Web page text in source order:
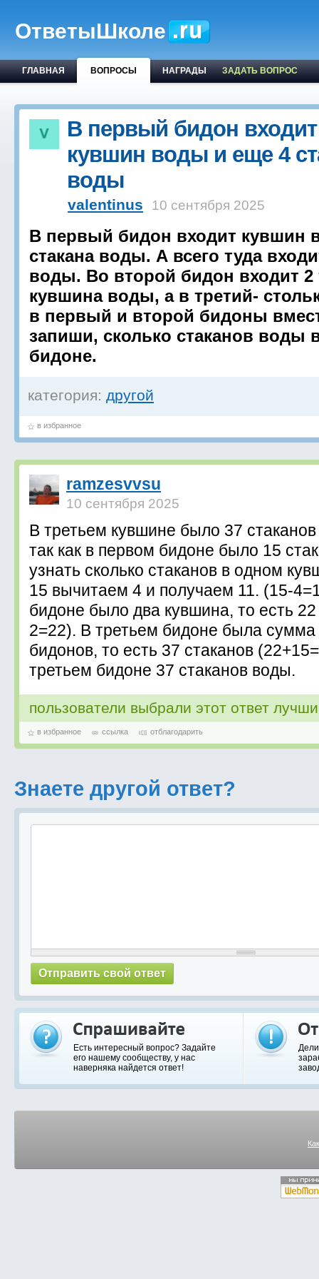
ОтветыШколе
ГЛАВНАЯ ВОПРОСЫ НАГРАДЫ ЗАДАТЬ ВОПРОС
В первый бидон входит
кувшин воды и еще 4
воды
valentinus 10 сентября 2025
В первый бидон входит кувшин
стакана воды. А всего туда
воды. Во второй бидон входит 2
кувшина воды, а в третий-
в первый и второй бидоны
запиши, сколько стаканов воды
бидоне.
категория: другой
в избранное
ramzesvvsu
10 сентября 2025
В третьем кувшине было 37
так как в первом бидоне было 15
узнать сколько стаканов в одном
15 вычитаем 4 и получаем 11. (15-
бидоне было два кувшина, то есть 22
2=22). В третьем бидоне была сумма
бидонов, то есть 37 стаканов
третьем бидоне 37 стаканов воды.
пользователи выбрали этот ответ
в избранное ссылка отблагодарить
Знаете другой ответ?
Есть интересный вопрос? Задайте
его нашему сообществу, у нас
наверняка найдется ответ!